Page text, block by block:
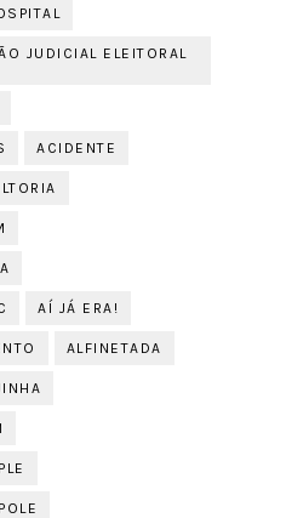
JUDICIAL ELEITORAL
ACIDENTE
AÍ JÁ ERA!
ALFINETADA